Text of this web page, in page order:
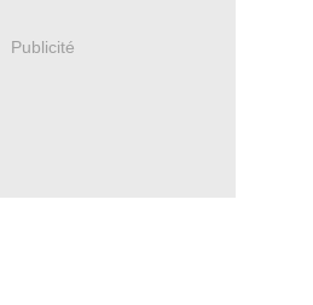
Publicité